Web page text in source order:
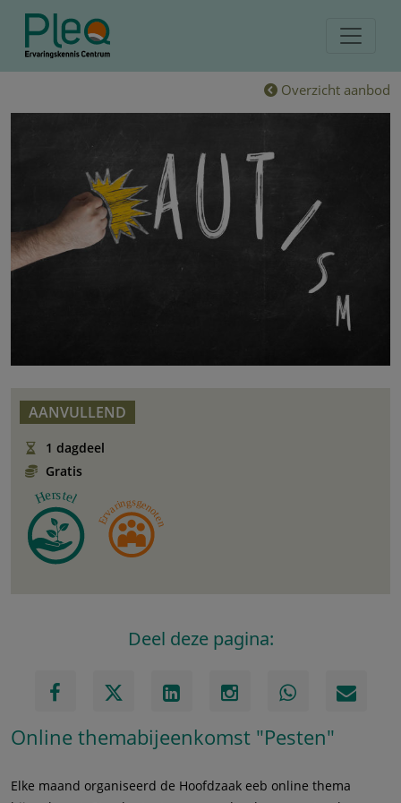
Overzicht aanbod
AANVULLEND
1 dagdeel
Gratis
Deel deze pagina:
Online themabijeenkomst "Pesten"
Elke maand organiseerd de Hoofdzaak eeb online thema